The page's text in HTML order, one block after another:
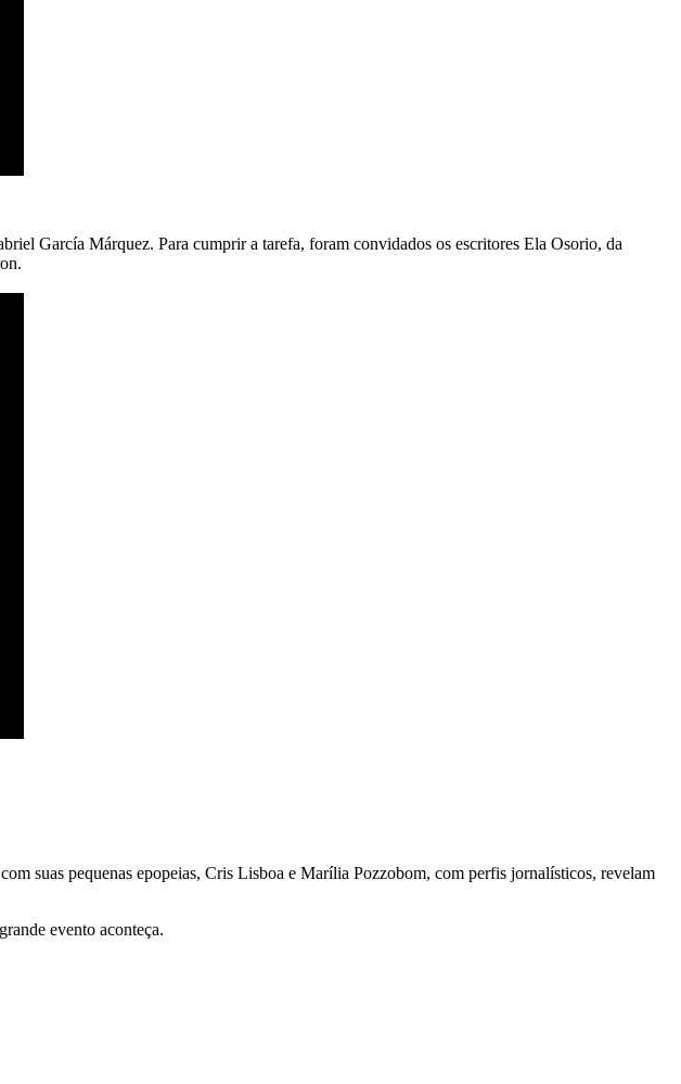
García Márquez. Para cumprir a tarefa, foram convidados os escritores Ela Osorio, da
suas pequenas epopeias, Cris Lisboa e Marília Pozzobom, com perfis jornalísticos, revelam
evento aconteça.